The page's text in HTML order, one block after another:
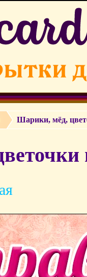
Шарики, мёд,